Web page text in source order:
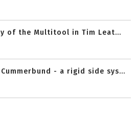
of the Multitool in Tim Leat...
- a rigid side sys...